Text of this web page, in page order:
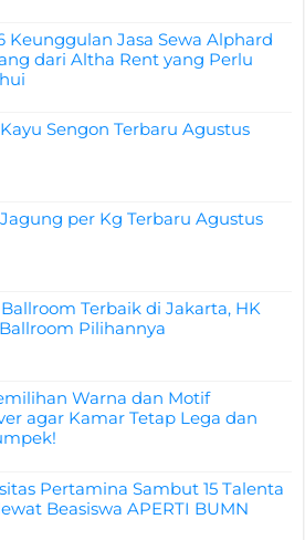
Keunggulan Jasa Sewa Alphard
dari Altha Rent yang Perlu
Sengon Terbaru Agustus
per Kg Terbaru Agustus
Terbaik di Jakarta, HK
Pilihannya
Warna dan Motif
agar Kamar Tetap Lega dan
Pertamina Sambut 15 Talenta
Beasiswa APERTI BUMN